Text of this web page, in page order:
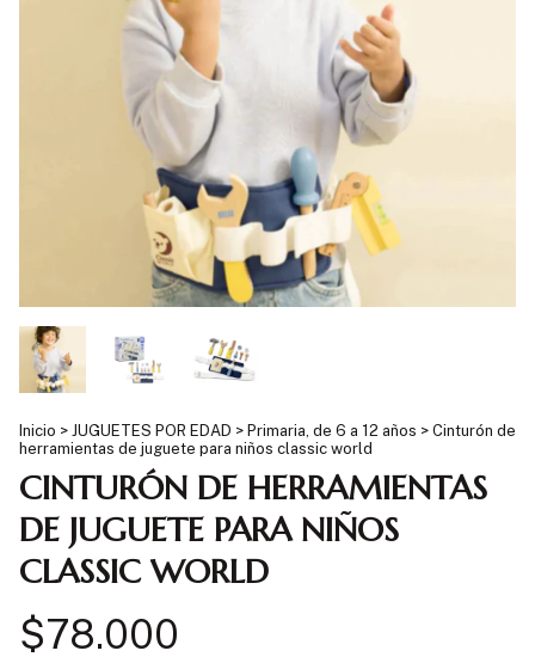
Inicio > JUGUETES POR EDAD > Primaria, de 6 a 12 años > Cinturón de
herramientas de juguete para niños classic world
CINTURÓN DE HERRAMIENTAS
DE JUGUETE PARA NIÑOS
CLASSIC WORLD
$78.000